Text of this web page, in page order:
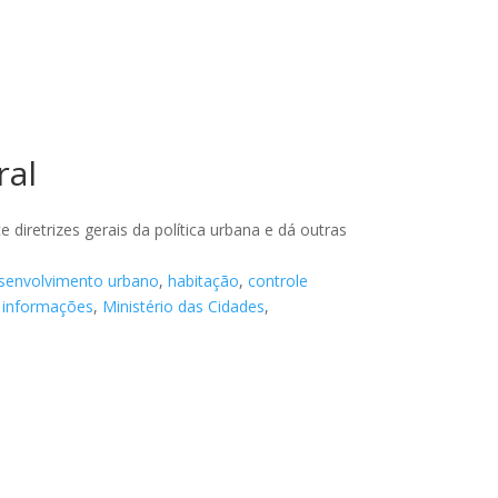
diretrizes gerais da política urbana e dá outras
urbano,habitação,controle
informações, Ministério das Cidades,